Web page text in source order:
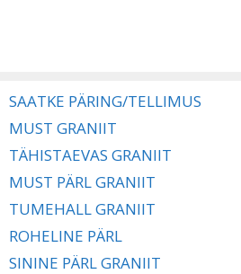
SAATKE PÄRING/TELLIMUS
MUST GRANIIT
TÄHISTAEVAS GRANIIT
MUST PÄRL GRANIIT
TUMEHALL GRANIIT
ROHELINE PÄRL
SININE PÄRL GRANIIT